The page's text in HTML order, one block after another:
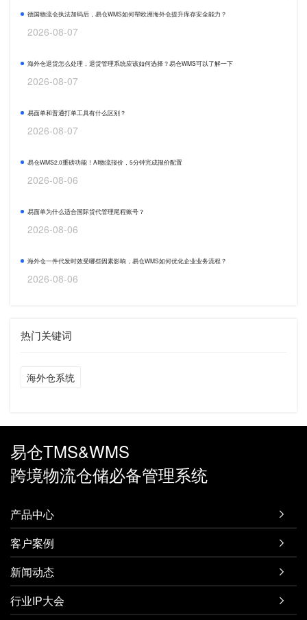
德国物流仓执法加码后，易仓WMS如何帮欧洲海外仓提升库存安全能力？
2026-08-07
海外仓退货怎么处理，退货管理系统应该如何选择？易仓WMS可以了解一下
2026-08-07
易面单和普通打单工具有什么区别？
2026-08-07
易仓WMS2.0重磅功能！AI物流报价，5分钟完成报价配置
2026-08-06
易面单为什么适合国际货代管理尾程账号？
2026-08-06
海外仓一件代发时效受哪些因素影响，易仓WMS如何优化企业业务流程？
2026-08-06
热门关键词
海外仓系统
易仓TMS&WMS
跨境物流仓储必备管理系统
产品中心 
客户案例 
新闻动态 
行业IP大会 